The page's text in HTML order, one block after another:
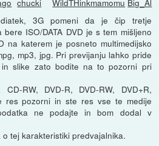
3G pomeni da je čip tretje
ISO/DATA DVD je s tem mišljeno
na katerem je posneto multimedijsko
mp3, jpg. Pri previjanju lahko pride
slike zato bodite na to pozorni pri
RW, DVD-R, DVD-RW, DVD+R,
res pozorni in ste res vse te medije
ne podajte in bom dodal v
tej karakteristiki predvajalnika.